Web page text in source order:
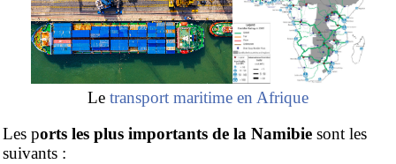
Le transport maritime en Afrique
Les ports les plus importants de la Namibie sont les
suivants :